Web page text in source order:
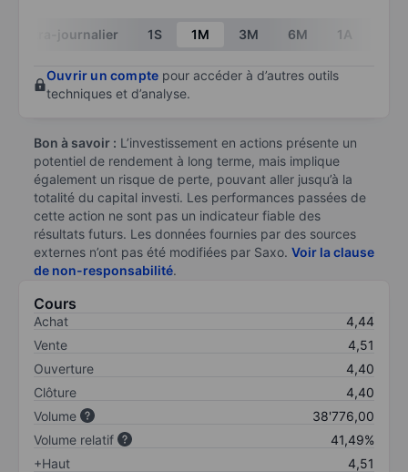
Intra-journalier 1S 1M 3M 6M 1A
Ouvrir un compte pour accéder à d’autres outils
techniques et d’analyse.
Bon à savoir : L’investissement en actions présente un
potentiel de rendement à long terme, mais implique
également un risque de perte, pouvant aller jusqu’à la
totalité du capital investi. Les performances passées de
cette action ne sont pas un indicateur fiable des
résultats futurs. Les données fournies par des sources
externes n’ont pas été modifiées par Saxo. Voir la clause
de non-responsabilité.
Cours
Achat
4,44
Vente
4,51
Ouverture
4,40
Clôture
4,40
Volume
38'776,00
Volume relatif
41,49%
+Haut
4,51